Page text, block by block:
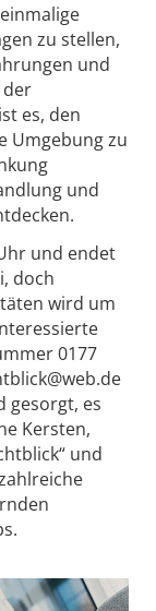
zu stellen,
und
der
es, den
Umgebung zu
und
und endet
doch
wird um
0177
gesorgt, es
Kersten,
und